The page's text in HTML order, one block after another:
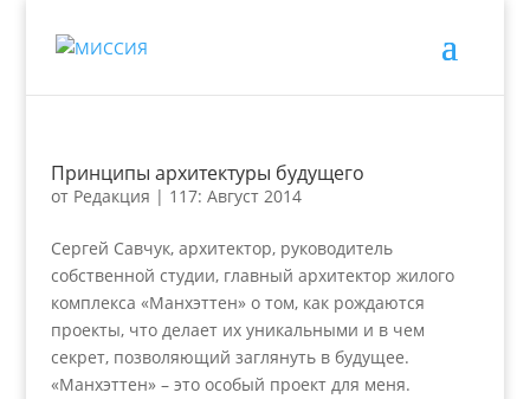
Принципы архитектуры будущего
от Редакция | 117: Август 2014
Сергей Савчук, архитектор, руководитель
собственной студии, главный архитектор жилого
комплекса «Манхэттен» о том, как рождаются
проекты, что делает их уникальными и в чем
секрет, позволяющий заглянуть в будущее.
«Манхэттен» – это особый проект для меня.